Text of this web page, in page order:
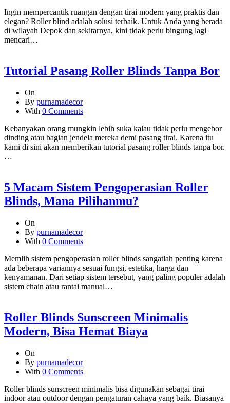
Ingin mempercantik ruangan dengan tirai modern yang praktis dan
elegan? Roller blind adalah solusi terbaik. Untuk Anda yang berada
di wilayah Depok dan sekitarnya, kini tidak perlu bingung lagi
mencari…
Tutorial Pasang Roller Blinds Tanpa Bor
On
By purnamadecor
With 0 Comments
Kebanyakan orang mungkin lebih suka kalau tidak perlu mengebor
dinding atau bagian jendela mereka demi pasang tirai. Karena itu
kami di sini akan memberikan tutorial pasang roller blinds tanpa bor.
…
5 Macam Sistem Pengoperasian Roller
Blinds, Mana Pilihanmu?
On
By purnamadecor
With 0 Comments
Memlih sistem pengoperasian roller blinds sangatlah penting karena
ada beberapa variannya sesuai fungsi, estetika, harga dan
kenyamanan. Dari setiap sistem tersebut, yang paling populer adalah
sistem chain atau rantai manual…
Roller Blinds Sunscreen Minimalis
Modern, Bisa Hemat Biaya
On
By purnamadecor
With 0 Comments
Roller blinds sunscreen minimalis bisa digunakan sebagai tirai
indoor atau outdoor dengan pengaturan cahaya yang baik. Biasanya